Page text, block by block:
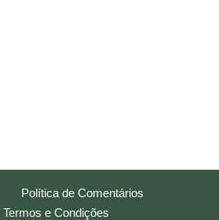
Política de Comentários
Termos e Condições